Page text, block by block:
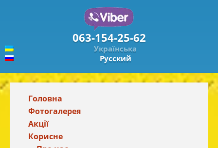
063-154-25-62
Українська
Русский
Головна
Фотогалерея
Акції
Корисне